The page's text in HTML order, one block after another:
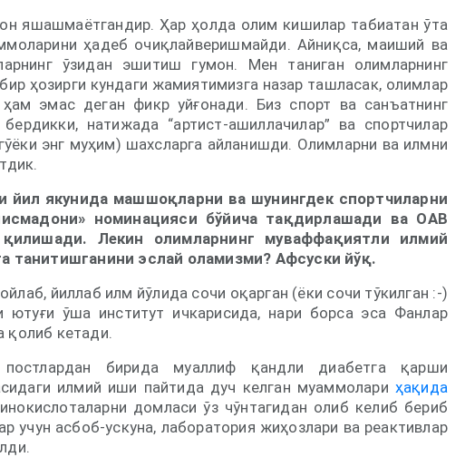
яшашмаётгандир. Ҳар ҳолда олим кишилар табиатан ўта
ҳадеб очиқлайверишмайди. Айниқса, маиший ва
ўзидан эшитиш гумон. Мен таниган олимларнинг
ҳозирги кундаги жамиятимизга назар ташласак, олимлар
эмас деган фикр уйғонади. Биз спорт ва санъатнинг
натижада “артист-ашиллачилар” ва спортчилар
энг муҳим) шахсларга айланишди. Олимларни ва илмни
йил якунида машшоқларни ва шунингдек спортчиларни
номинацияси бўйича тақдирлашади ва ОАВ
Лекин олимларнинг муваффақиятли илмий
танитишганини эслай оламизми? Афсуски йўқ.
йиллаб илм йўлида сочи оқарган (ёки сочи тўкилган :-)
ютуғи ўша институт ичкарисида, нари борса эса Фанлар
кетади.
бирида муаллиф қандли диабетга қарши
илмий иши пайтида дуч келган муаммолари ҳақида
домласи ўз чўнтагидан олиб келиб бериб
учун асбоб-ускуна, лаборатория жиҳозлари ва реактивлар